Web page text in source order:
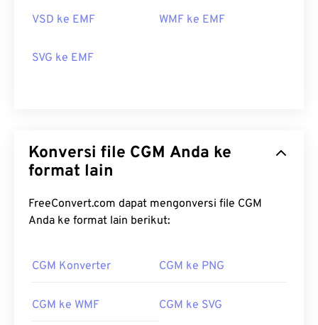
Illustratoradalah program hebat lainnya untuk
macOS.
Rilis Awal: 1992
VSD ke EMF WMF ke EMF
SVG ke EMF
Konversi file CGM Anda ke
format lain
FreeConvert.com dapat mengonversi file CGM
Anda ke format lain berikut:
CGM Konverter CGM ke PNG
CGM ke WMF CGM ke SVG